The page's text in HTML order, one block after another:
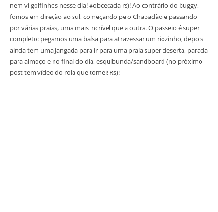
nem vi golfinhos nesse dia! #obcecada rs)! Ao contrário do buggy,
fomos em direção ao sul, começando pelo Chapadão e passando
por várias praias, uma mais incrível que a outra. O passeio é super
completo: pegamos uma balsa para atravessar um riozinho, depois
ainda tem uma jangada para ir para uma praia super deserta, parada
para almoço e no final do dia, esquibunda/sandboard (no próximo
post tem vídeo do rola que tomei! Rs)!